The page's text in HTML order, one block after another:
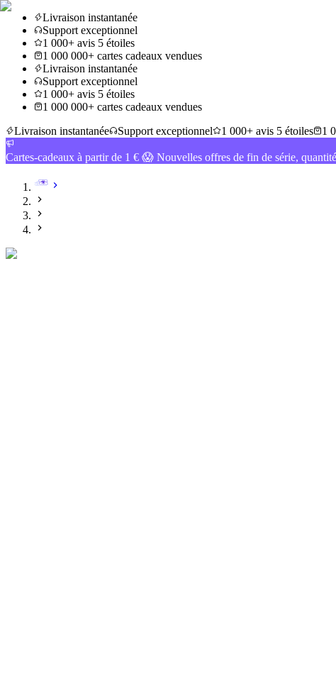
Livraison instantanée
Support exceptionnel
1 000+ avis 5 étoiles
1 000 000+ cartes cadeaux vendues
Livraison instantanée
Support exceptionnel
1 000+ avis 5 étoiles
1 000 000+ cartes cadeaux vendues
Livraison instantanée
Support exceptionnel 1 000+ avis 5 étoiles 1
Cartes-cadeaux à partir de 1 € 😱 Nouvelles offres de fin de série,